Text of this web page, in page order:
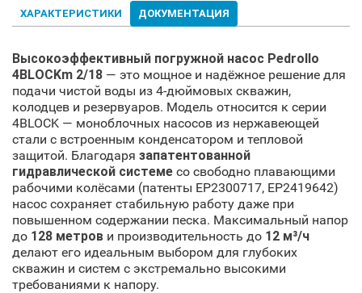
ХАРАКТЕРИСТИКИ ДОКУМЕНТАЦИЯ
Высокоэффективный погружной насос Pedrollo
4BLOCKm 2/18 — это мощное и надёжное решение для
подачи чистой воды из 4-дюймовых скважин,
колодцев и резервуаров. Модель относится к серии
4BLOCK — моноблочных насосов из нержавеющей
стали с встроенным конденсатором и тепловой
защитой. Благодаря запатентованной
гидравлической системе со свободно плавающими
рабочими колёсами (патенты EP2300717, EP2419642)
насос сохраняет стабильную работу даже при
повышенном содержании песка. Максимальный напор
до 128 метров и производительность до 12 м³/ч
делают его идеальным выбором для глубоких
скважин и систем с экстремально высокими
требованиями к напору.